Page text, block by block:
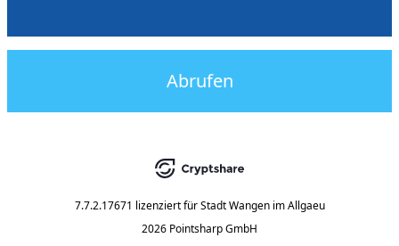
Abrufen
7.7.2.17671 lizenziert für Stadt Wangen im Allgaeu
2026 Pointsharp GmbH